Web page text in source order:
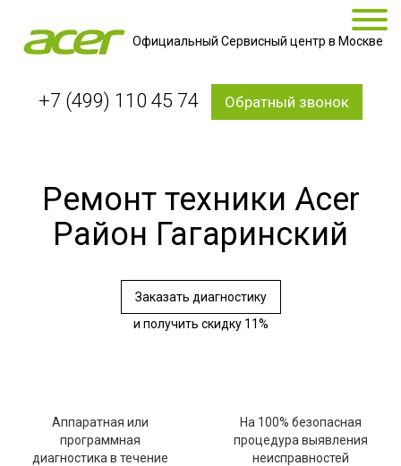
Официальный Сервисный центр в Москве
+7 (499) 110 45 74 Обратный звонок
Ремонт техники Acer
Район Гагаринский
Заказать диагностику
и получить скидку 11%
Аппаратная или
программная
диагностика в течение
На 100% безопасная
процедура выявления
неисправностей